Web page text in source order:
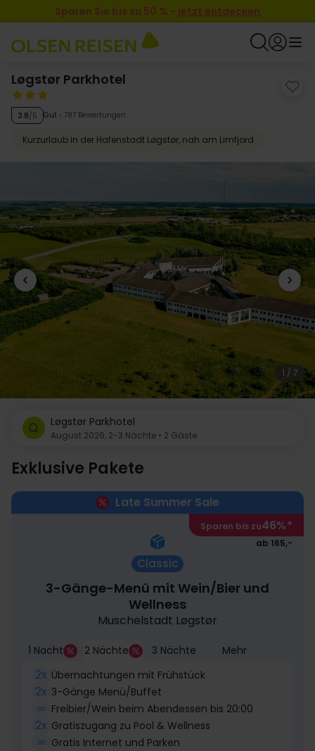
Sparen Sie bis zu 50 % - jetzt entdecken
Løgstør Parkhotel
3.8/5 Gut 787 Bewertungen
Kurzurlaub in der Hafenstadt Løgstør, nah am Limfjord
1 / 7
Løgstør Parkhotel
August 2026, 2-3 Nächte • 2 Gäste
Exklusive Pakete
Late Summer Sale
Sparen bis zu46%*
ab 165,-
Classic
3-Gänge-Menü mit Wein/Bier und
Wellness
Muschelstadt Løgstør
1 Nacht 2 Nächte 3 Nächte Mehr
2x Übernachtungen mit Frühstück
2x 3-Gänge Menü/Buffet
∞ Freibier/Wein beim Abendessen bis 20:00
2x Gratiszugang zu Pool & Wellness
∞ Gratis Internet und Parken